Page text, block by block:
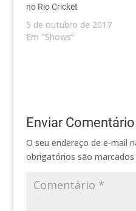
no Rio Cricket
5 de outubro de 2017
Em "Shows"
Enviar Comentário
O seu endereço de e-mail
obrigatórios são marcados